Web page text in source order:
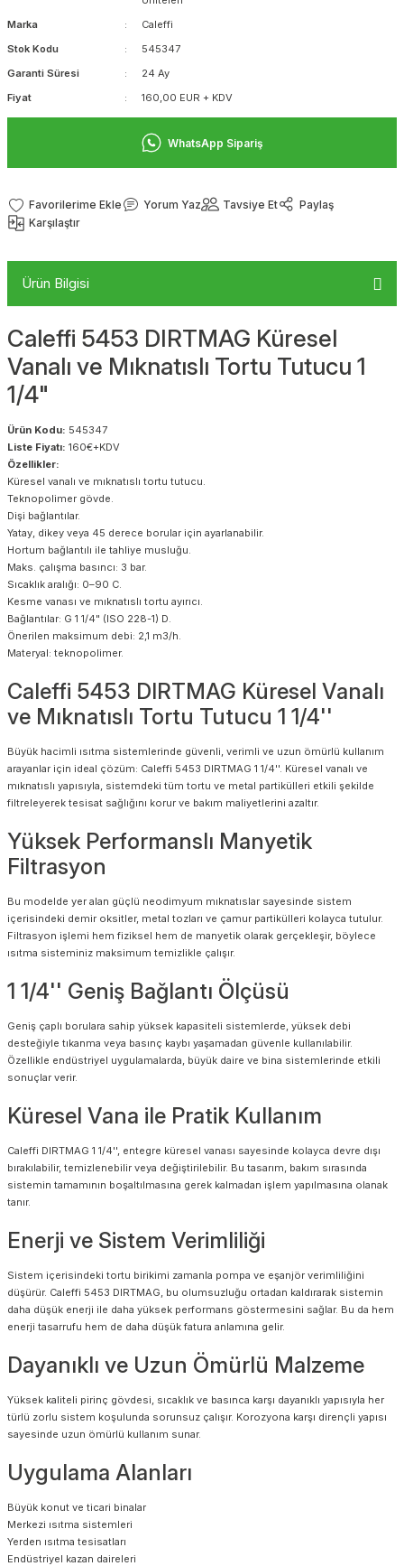
Marka
Caleffi
Stok Kodu
545347
Garanti Süresi
24 Ay
Fiyat
160,00 EUR + KDV
WhatsApp Sipariş
Yorum Yaz Tavsiye Et
Paylaş
Karşılaştır
Ürün Bilgisi
Caleffi 5453 DIRTMAG Küresel
Vanalı ve Mıknatıslı Tortu Tutucu 1
1/4"
Ürün Kodu: 545347
Liste Fiyatı: 160€+KDV
Özellikler:
Küresel vanalı ve mıknatıslı tortu tutucu.
Teknopolimer gövde.
Dişi bağlantılar.
Yatay, dikey veya 45 derece borular için ayarlanabilir.
Hortum bağlantılı ile tahliye musluğu.
Maks. çalışma basıncı: 3 bar.
Sıcaklık aralığı: 0–90 C.
Kesme vanası ve mıknatıslı tortu ayırıcı.
Bağlantılar: G 1 1/4" (ISO 228-1) D.
Önerilen maksimum debi: 2,1 m3/h.
Materyal: teknopolimer.
Caleffi 5453 DIRTMAG Küresel Vanalı
ve Mıknatıslı Tortu Tutucu 1 1/4''
Büyük hacimli ısıtma sistemlerinde güvenli, verimli ve uzun ömürlü kullanım
arayanlar için ideal çözüm: Caleffi 5453 DIRTMAG 1 1/4''. Küresel vanalı ve
mıknatıslı yapısıyla, sistemdeki tüm tortu ve metal partikülleri etkili şekilde
filtreleyerek tesisat sağlığını korur ve bakım maliyetlerini azaltır.
Yüksek Performanslı Manyetik
Filtrasyon
Bu modelde yer alan güçlü neodimyum mıknatıslar sayesinde sistem
içerisindeki demir oksitler, metal tozları ve çamur partikülleri kolayca tutulur.
Filtrasyon işlemi hem fiziksel hem de manyetik olarak gerçekleşir, böylece
ısıtma sisteminiz maksimum temizlikle çalışır.
1 1/4'' Geniş Bağlantı Ölçüsü
Geniş çaplı borulara sahip yüksek kapasiteli sistemlerde, yüksek debi
desteğiyle tıkanma veya basınç kaybı yaşamadan güvenle kullanılabilir.
Özellikle endüstriyel uygulamalarda, büyük daire ve bina sistemlerinde etkili
sonuçlar verir.
Küresel Vana ile Pratik Kullanım
Caleffi DIRTMAG 1 1/4'', entegre küresel vanası sayesinde kolayca devre dışı
bırakılabilir, temizlenebilir veya değiştirilebilir. Bu tasarım, bakım sırasında
sistemin tamamının boşaltılmasına gerek kalmadan işlem yapılmasına olanak
tanır.
Enerji ve Sistem Verimliliği
Sistem içerisindeki tortu birikimi zamanla pompa ve eşanjör verimliliğini
düşürür. Caleffi 5453 DIRTMAG, bu olumsuzluğu ortadan kaldırarak sistemin
daha düşük enerji ile daha yüksek performans göstermesini sağlar. Bu da hem
enerji tasarrufu hem de daha düşük fatura anlamına gelir.
Dayanıklı ve Uzun Ömürlü Malzeme
Yüksek kaliteli pirinç gövdesi, sıcaklık ve basınca karşı dayanıklı yapısıyla her
türlü zorlu sistem koşulunda sorunsuz çalışır. Korozyona karşı dirençli yapısı
sayesinde uzun ömürlü kullanım sunar.
Uygulama Alanları
Büyük konut ve ticari binalar
Merkezi ısıtma sistemleri
Yerden ısıtma tesisatları
Endüstriyel kazan daireleri